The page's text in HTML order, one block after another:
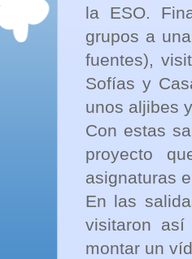
la ESO.
grupos a
fuentes),
Sofías y
unos aljibes
Con estas
proyecto
asignaturas
En las
visitaron así
montar un